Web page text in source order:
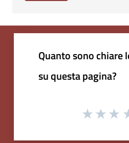
Quanto sono chiare
su questa pagina?